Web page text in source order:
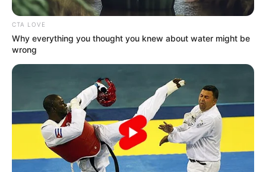
મળતી માહિતી મુજબ, દલાલો દ્વારા ગુજરાત તેમજ
અન્ય રાજ્યોની યુવતીઓ સાથે યુવકોના લગ્ન
કરાવવામાં આવે છે. લગ્ન પહેલાં યુવકો પાસેથી મોટી
રકમ વસૂલવામાં આવે છે, પરંતુ લગ્નના થોડા સમય બાદ
યુવતી કોઈ બહાનું બનાવીને સાસરું છોડીને જતી રહે છે
અથવા પરિવાર સાથે ઝઘડા કરી કાયમ માટે માવતરે
જતી રહે છે. અનેક પીડિતોએ પોલીસ સમક્ષ રજૂઆતો
કરી હોવા છતાં યોગ્ય કાર્યવાહી ન થતાં હવે ડીજીપી
CTA LOVE
Why everything you thought you knew about water might be
wrong